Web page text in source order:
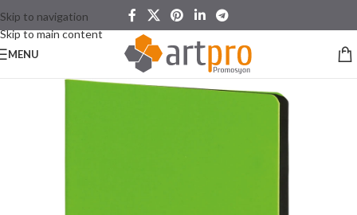
Skip to navigation
Skip to main content
MENU